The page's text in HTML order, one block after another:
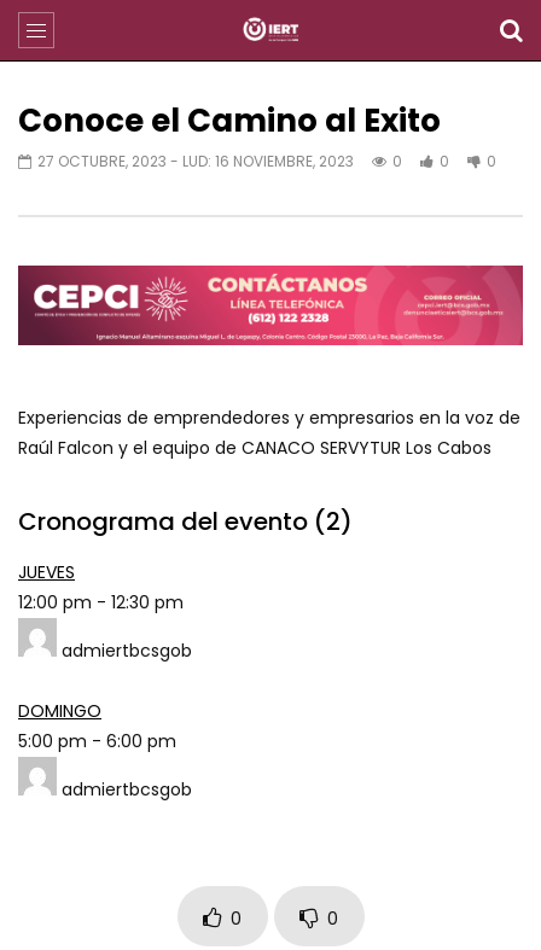
Conoce el Camino al Exito
27 OCTUBRE, 2023 - LUD: 16 NOVIEMBRE, 2023 0 0 0
Experiencias de emprendedores y empresarios en la voz de
Raúl Falcon y el equipo de CANACO SERVYTUR Los Cabos
Cronograma del evento (2)
JUEVES
12:00 pm - 12:30 pm
admiertbcsgob
DOMINGO
5:00 pm - 6:00 pm
admiertbcsgob
0 0